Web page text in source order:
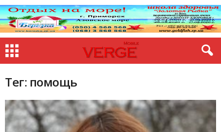
Тег: помощь